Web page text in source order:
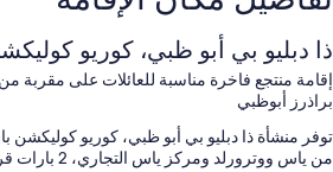
ذا دبليو بي أبو ظبي، كوريو
إقامة منتجع فاخرة مناسبة للعائلات على مقربة من
براذرز أبوظبي
توفر منشأة ذا دبليو بي أبو ظبي، كوريو كوليكشن
من ياس